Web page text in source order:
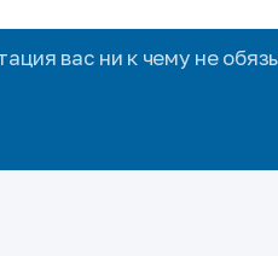
вас ни к чему не